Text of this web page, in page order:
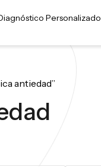
Personalizado
antiedad”